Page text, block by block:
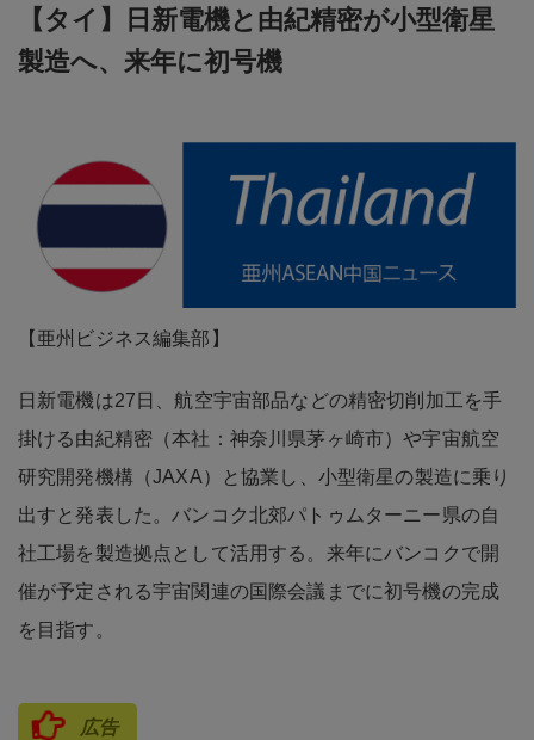
【タイ】日新電機と由紀精密が小型衛星
製造へ、来年に初号機
【亜州ビジネス編集部】
日新電機は27日、航空宇宙部品などの精密切削加工を手
掛ける由紀精密（本社：神奈川県茅ヶ崎市）や宇宙航空
研究開発機構（JAXA）と協業し、小型衛星の製造に乗り
出すと発表した。バンコク北郊パトゥムターニー県の自
社工場を製造拠点として活用する。来年にバンコクで開
催が予定される宇宙関連の国際会議までに初号機の完成
を目指す。
広告